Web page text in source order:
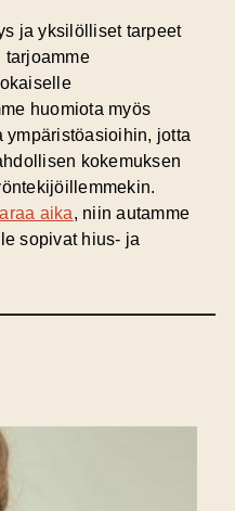
ja yksilölliset tarpeet
tarjoamme
huomiota myös
ympäristöasioihin, jotta
kokemuksen
aika, niin autamme
sopivat hius- ja